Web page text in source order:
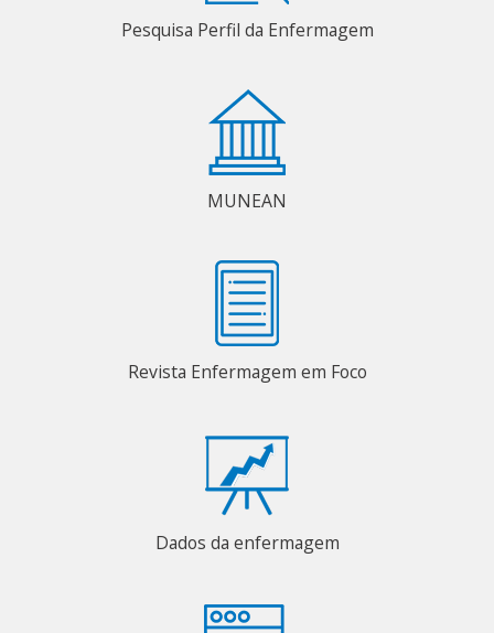
Pesquisa Perfil da Enfermagem
MUNEAN
Revista Enfermagem em Foco
Dados da enfermagem